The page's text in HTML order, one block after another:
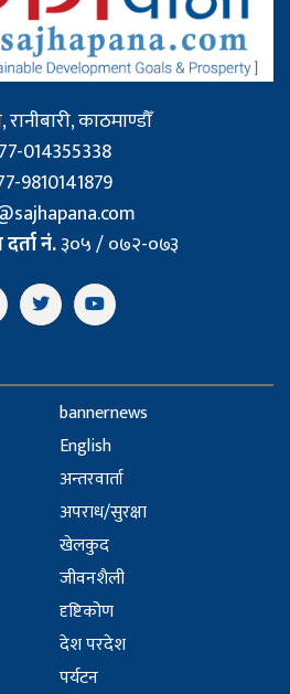
काठमाण्डौँ
014355338
9810141879
नं.३०५ / ०७२-०७३
bannernews
English
अन्तरवार्ता
अपराध/सुरक्षा
खेलकुद
जीवनशैली
दृष्टिकोण
देश परदेश
पर्यटन